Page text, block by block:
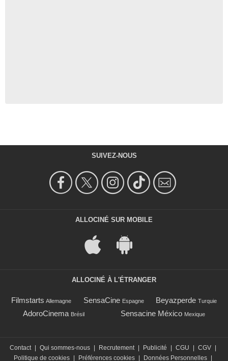
SUIVEZ-NOUS
ALLOCINÉ SUR MOBILE
ALLOCINÉ À L'ÉTRANGER
Filmstarts Allemagne SensaCine Espagne Beyazperde Turquie
AdoroCinema Brésil Sensacine México Mexique
Contact Qui sommes-nous Recrutement Publicité CGU CGV
Politique de cookies
Préférences cookies Données Personnelles